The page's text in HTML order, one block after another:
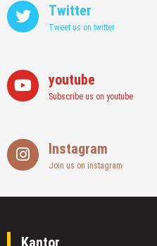
Twitter
Tweet us on twitter
youtube
Subscribe us on youtube
Instagram
Join us on instagram
Kantor